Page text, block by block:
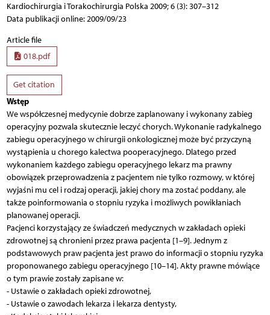
Kardiochirurgia i Torakochirurgia Polska 2009; 6 (3): 307–312
Data publikacji online: 2009/09/23
Article file
018.pdf
Get citation
Wstęp
We współczesnej medycynie dobrze zaplanowany i wykonany zabieg
operacyjny pozwala skutecznie leczyć chorych. Wykonanie radykalnego
zabiegu operacyjnego w chirurgii onkologicznej może być przyczyną
wystąpienia u chorego kalectwa pooperacyjnego. Dlatego przed
wykonaniem każdego zabiegu operacyjnego lekarz ma prawny
obowiązek przeprowadzenia z pacjentem nie tylko rozmowy, w której
wyjaśni mu cel i rodzaj operacji, jakiej chory ma zostać poddany, ale
także poinformowania o stopniu ryzyka i możliwych powikłaniach
planowanej operacji.
Pacjenci korzystający ze świadczeń medycznych w zakładach opieki
zdrowotnej są chronieni przez prawa pacjenta [1–9]. Jednym z
podstawowych praw pacjenta jest prawo do informacji o stopniu ryzyka
proponowanego zabiegu operacyjnego [10–14]. Akty prawne mówiące
o tym prawie zostały zapisane w:
- Ustawie o zakładach opieki zdrowotnej,
- Ustawie o zawodach lekarza i lekarza dentysty,